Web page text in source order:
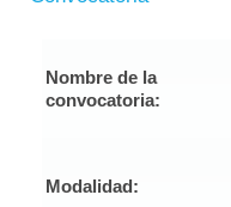
Nombre de la
convocatoria:
Modalidad: